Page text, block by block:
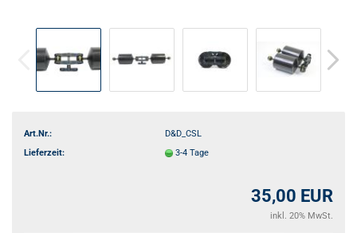
Art.Nr.:
D&D_CSL
Lieferzeit:
3-4 Tage
35,00 EUR
inkl. 20% MwSt.